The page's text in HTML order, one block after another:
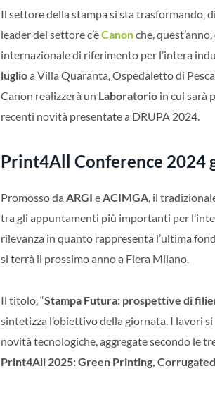
Il settore della stampa si sta trasformando,
leader del settore c’èCanonche, quest’anno,
internazionale di riferimento per l’intera
luglioa Villa Quaranta, Ospedaletto di
Canon realizzerà un Laboratorio in cui sarà
recenti novità presentate a DRUPA 2024.
Print4All Conference 2024
Promosso da ARGI eACIMGA, il
tra gli appuntamenti più importanti per
rilevanza in quanto rappresenta l’ultima
si terrà il prossimo anno a Fiera Milano.
Il titolo, “Stampa Futura: prospettive di
sintetizza l’obiettivo della giornata. I lavori
novità tecnologiche, aggregate secondo le
Print4All 2025: Green Printing,